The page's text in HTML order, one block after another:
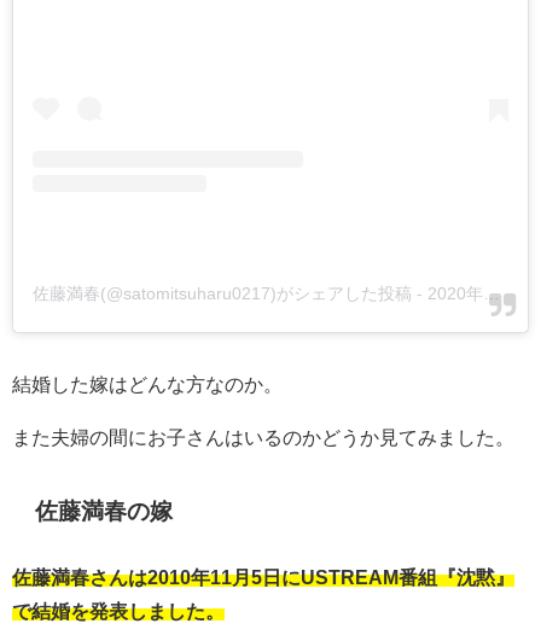
佐藤満春(@satomitsuharu0217)がシェアした投稿 - 2020年10月月28日午前3時43分PDT
結婚した嫁はどんな方なのか。
また夫婦の間にお子さんはいるのかどうか見てみました。
佐藤満春の嫁
佐藤満春さんは2010年11月5日にUSTREAM番組『沈黙』
で結婚を発表しました。